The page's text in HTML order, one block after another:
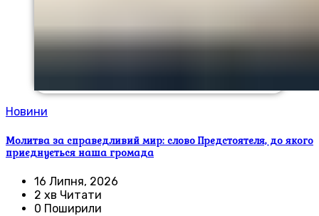
Новини
Молитва за справедливий мир: слово Предстоятеля, до якого
приєднується наша громада
16 Липня, 2026
2 хв Читати
0 Поширили